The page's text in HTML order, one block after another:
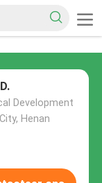
Development
Henan